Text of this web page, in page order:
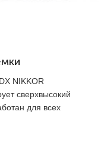
NIKKOR
сверхвысокий
для всех